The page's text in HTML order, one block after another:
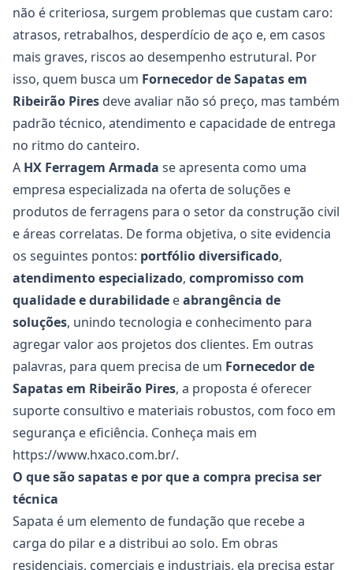
não é criteriosa, surgem problemas que custam caro:
atrasos, retrabalhos, desperdício de aço e, em casos
mais graves, riscos ao desempenho estrutural. Por
isso, quem busca um Fornecedor de Sapatasem
Ribeirão Pires deve avaliar não só preço, mas também
padrão técnico, atendimento e capacidade de entrega
no ritmo do canteiro.
A HX Ferragem Armada se apresenta como uma
empresa especializada na oferta de soluções e
produtos de ferragens para o setor da construção civil
e áreas correlatas. De forma objetiva, o site evidencia
os seguintes pontos: portfólio diversificado,
atendimento especializado, compromisso com
qualidade e durabilidade eabrangência de
soluções, unindo tecnologia e conhecimento para
agregar valor aos projetos dos clientes. Em outras
palavras, para quem precisa de um Fornecedor de
Sapatasem Ribeirão Pires, a proposta é oferecer
suporte consultivo e materiais robustos, com foco em
segurança e eficiência. Conheça mais em
https://www.hxaco.com.br/.
O que são sapatas e por que a compra precisa ser
técnica
Sapata é um elemento de fundação que recebe a
carga do pilar e a distribui ao solo. Em obras
residenciais, comerciais e industriais, ela precisa estar